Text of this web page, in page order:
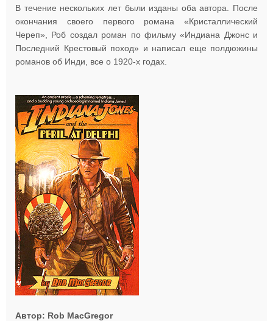
В течение нескольких лет были изданы оба автора. После
окончания своего первого романа «Кристаллический
Череп», Роб создал роман по фильму «Индиана Джонс и
Последний Крестовый поход» и написал еще полдюжины
романов об Инди, все о 1920-х годах.
Автор: Rob MacGregor